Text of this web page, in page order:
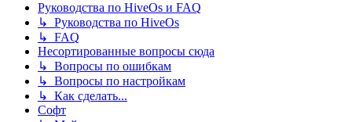
Руководства по HiveOs и FAQ
↳ Руководства по HiveOs
↳ FAQ
Несортированные вопросы сюда
↳ Вопросы по ошибкам
↳ Вопросы по настройкам
↳ Как сделать...
Софт